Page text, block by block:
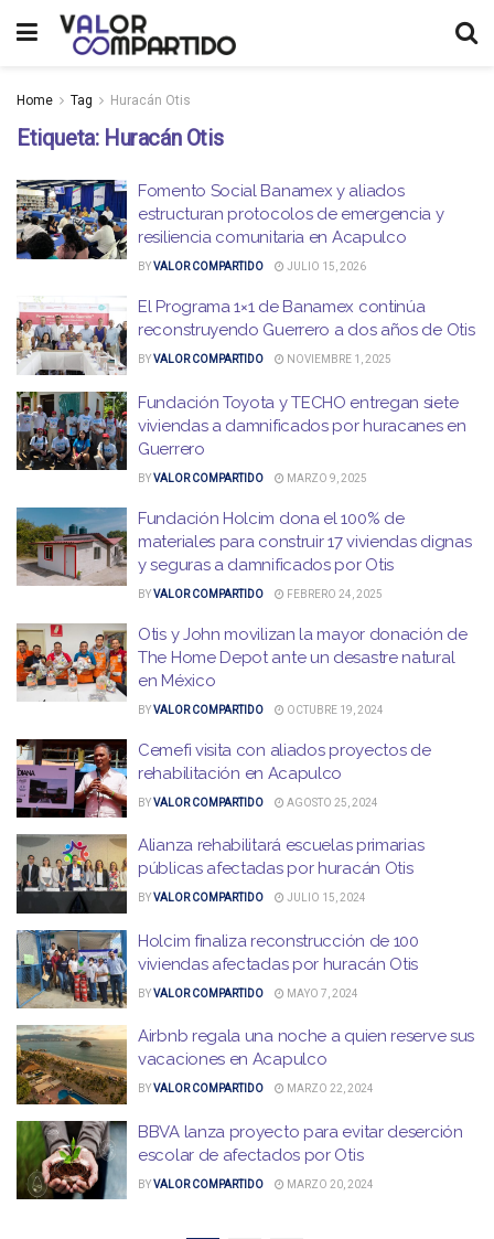
Home Tag Huracán Otis
Etiqueta: Huracán Otis
Fomento Social Banamex y aliados
estructuran protocolos de emergencia y
resiliencia comunitaria en Acapulco
BYVALOR COMPARTIDO JULIO 15, 2026
El Programa 1×1 de Banamex continúa
reconstruyendo Guerrero a dos años de Otis
BYVALOR COMPARTIDO NOVIEMBRE 1, 2025
Fundación Toyota y TECHO entregan siete
viviendas a damnificados por huracanes en
Guerrero
BYVALOR COMPARTIDO MARZO 9, 2025
Fundación Holcim dona el 100% de
materiales para construir 17 viviendas dignas
y seguras a damnificados por Otis
BYVALOR COMPARTIDO FEBRERO 24, 2025
Otis y John movilizan la mayor donación de
The Home Depot ante un desastre natural
en México
BYVALOR COMPARTIDO OCTUBRE 19, 2024
Cemefi visita con aliados proyectos de
rehabilitación en Acapulco
BYVALOR COMPARTIDO AGOSTO 25, 2024
Alianza rehabilitará escuelas primarias
públicas afectadas por huracán Otis
BYVALOR COMPARTIDO JULIO 15, 2024
Holcim finaliza reconstrucción de 100
viviendas afectadas por huracán Otis
BYVALOR COMPARTIDO MAYO 7, 2024
Airbnb regala una noche a quien reserve sus
vacaciones en Acapulco
BYVALOR COMPARTIDO MARZO 22, 2024
BBVA lanza proyecto para evitar deserción
escolar de afectados por Otis
BYVALOR COMPARTIDO MARZO 20, 2024